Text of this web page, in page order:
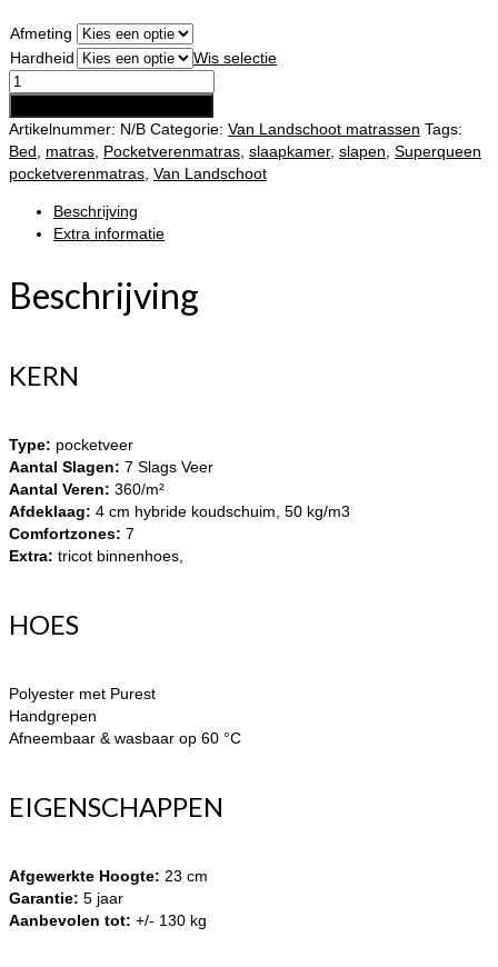
Afmeting
Hardheid
Wis selectie
Superqueen
aantal
Artikelnummer: N/B Categorie: Van Landschoot matrassen Tags:
Bed
matras Pocketverenmatras slaapkamer, slapen Superqueen
pocketverenmatras Van Landschoot
Beschrijving
Extra informatie
Beschrijving
KERN
Type: pocketveer
Aantal Slagen: 7 Slags Veer
Aantal Veren: 360/m²
Afdeklaag: 4 cm hybride koudschuim, 50 kg/m3
Comfortzones: 7
Extra: tricot binnenhoes,
HOES
Polyester met Purest
Handgrepen
Afneembaar & wasbaar op 60 °C
EIGENSCHAPPEN
Afgewerkte Hoogte: 23 cm
Garantie: 5 jaar
Aanbevolen tot: +/- 130 kg